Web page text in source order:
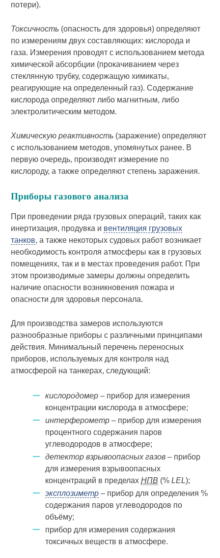
потери).
Токсичность (опасность для здоровья) определяют
по измерениям двух составляющих: кислорода и
газа. Измерения проводят с использованием метода
химической абсорбции (прокачиванием через
стеклянную трубку, содержащую химикаты,
реагирующие на определенный газ). Содержание
кислорода определяют либо магнитным, либо
электролитическим методом.
Химическую реактивность (заражение) определяют
с использованием методов, упомянутых ранее. В
первую очередь, производят измерение по
кислороду, а также определяют степень заражения.
Приборы газового анализа
При проведении ряда грузовых операций, таких как
инертизация, продувка и вентиляция грузовых
танков, а также некоторых судовых работ возникает
необходимость контроля атмосферы как в грузовых
помещениях, так и в местах проведения работ. При
этом производимые замеры должны определить
наличие опасности возникновения пожара и
опасности для здоровья персонала.
Для производства замеров используются
разнообразные приборы с различными принципами
действия. Минимальный перечень переносных
приборов, используемых для контроля над
атмосферой на танкерах, следующий:
кислородомер – прибор для измерения
концентрации кислорода в атмосфере;
интерферометр – прибор для измерения
процентного содержания паров
углеводородов в атмосфере;
детектор взрывоопасных газов – прибор
для измерения взрывоопасных
концентраций в пределахНПВ (%LEL);
эксплозиметр – прибор для определения %
содержания паров углеводородов по
объёму;
прибор для измерения содержания
токсичных веществ в атмосфере.